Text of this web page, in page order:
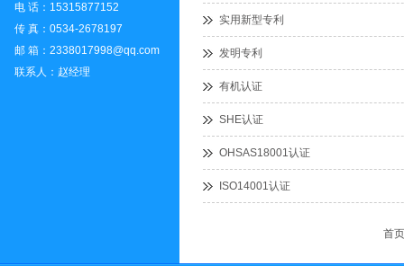
电 话：15315877152
传 真：0534-2678197
邮 箱：2338017998@qq.com
联系人：赵经理
实用新型专利
发明专利
有机认证
SHE认证
OHSAS18001认证
ISO14001认证
首